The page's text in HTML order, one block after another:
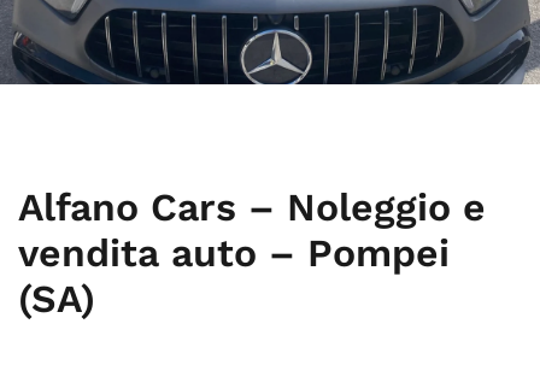
Alfano Cars – Noleggio e
vendita auto – Pompei
(SA)